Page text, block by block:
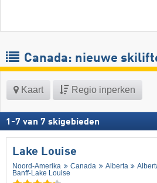
Canada: nieuwe
Kaart Regio inperken
1 -7 van 7 skigebieden
Lake Louise
Noord-Amerika Canada Alberta
Banff-Lake Louise